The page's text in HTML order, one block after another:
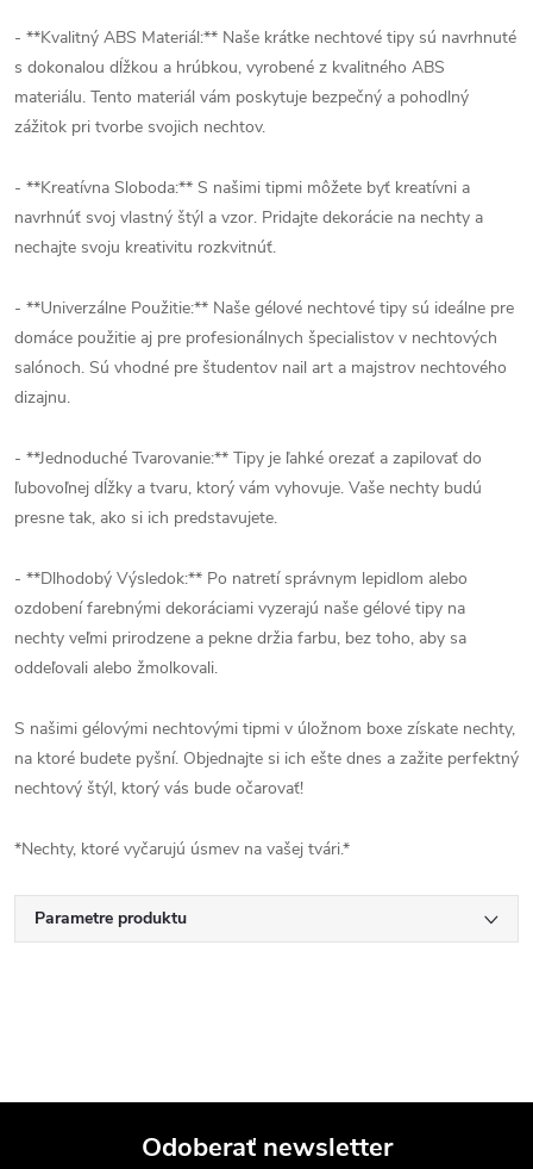
- **Kvalitný ABS Materiál:** Naše krátke nechtové tipy sú navrhnuté
s dokonalou dĺžkou a hrúbkou, vyrobené z kvalitného ABS
materiálu. Tento materiál vám poskytuje bezpečný a pohodlný
zážitok pri tvorbe svojich nechtov.
- **Kreatívna Sloboda:** S našimi tipmi môžete byť kreatívni a
navrhnúť svoj vlastný štýl a vzor. Pridajte dekorácie na nechty a
nechajte svoju kreativitu rozkvitnúť.
- **Univerzálne Použitie:** Naše gélové nechtové tipy sú ideálne pre
domáce použitie aj pre profesionálnych špecialistov v nechtových
salónoch. Sú vhodné pre študentov nail art a majstrov nechtového
dizajnu.
- **Jednoduché Tvarovanie:** Tipy je ľahké orezať a zapilovať do
ľubovoľnej dĺžky a tvaru, ktorý vám vyhovuje. Vaše nechty budú
presne tak, ako si ich predstavujete.
- **Dlhodobý Výsledok:** Po natretí správnym lepidlom alebo
ozdobení farebnými dekoráciami vyzerajú naše gélové tipy na
nechty veľmi prirodzene a pekne držia farbu, bez toho, aby sa
oddeľovali alebo žmolkovali.
S našimi gélovými nechtovými tipmi v úložnom boxe získate nechty,
na ktoré budete pyšní. Objednajte si ich ešte dnes a zažite perfektný
nechtový štýl, ktorý vás bude očarovať!
*Nechty, ktoré vyčarujú úsmev na vašej tvári.*
Parametre produktu
Odoberať newsletter